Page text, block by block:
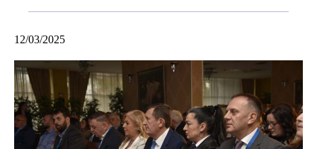
12/03/2025